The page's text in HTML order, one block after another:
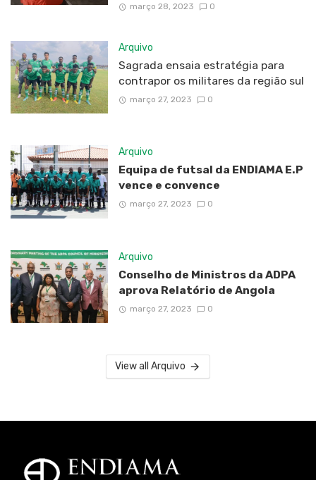
março 28, 2023 0
Arquivo
Sagrada ensaia estratégia para
contrapor os militares da região sul
março 27, 2023 0
Arquivo
Equipa de futsal da ENDIAMA E.P
vence e convence
março 27, 2023 0
Arquivo
Conselho de Ministros da ADPA
aprova Relatório de Angola
março 27, 2023 0
View all Arquivo